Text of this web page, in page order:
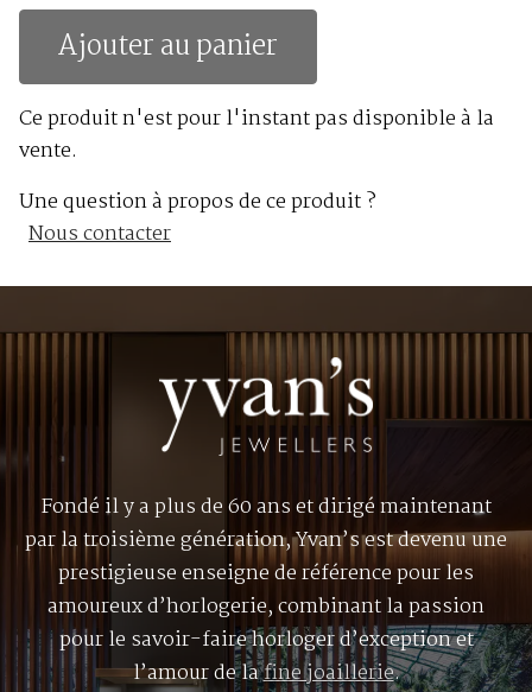
Ajouter au panier
Ce produit n'est pour l'instant pas disponible à la
vente.
Une question à propos de ce produit ?
Nous contacter
Fondé il y a plus de 60 ans et dirigé maintenant
par la troisième génération, Yvan’s est devenu une
prestigieuse enseigne de référence pour les
amoureux d’horlogerie, combinant la passion
pour le savoir-faire horloger d’exception et
l’amour de lafine joaillerie.